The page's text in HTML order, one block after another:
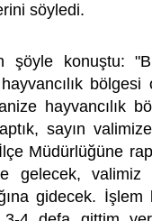
söyledi.
şöyle konuştu:
bölgesi
hayvancılık
sayın
Müdürlüğüne
gelecek, valimiz
gidecek.